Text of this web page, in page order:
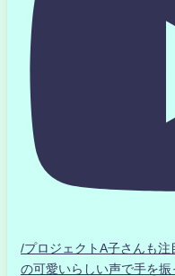
/プロジェクトA子さん
の可愛いらしい声で手を